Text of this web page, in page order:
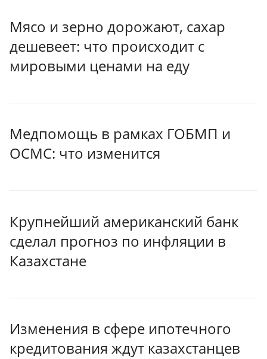
Мясо и зерно дорожают, сахар
дешевеет: что происходит с
мировыми ценами на еду
Медпомощь в рамках ГОБМП и
ОСМС: что изменится
Крупнейший американский банк
сделал прогноз по инфляции в
Казахстане
Изменения в сфере ипотечного
кредитования ждут казахстанцев